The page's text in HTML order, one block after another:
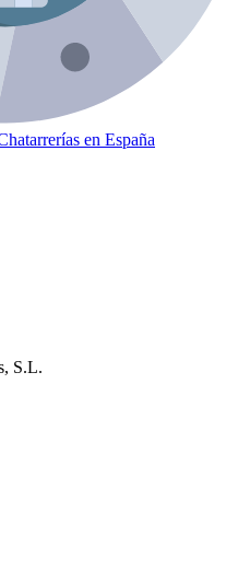
en España
S.L.